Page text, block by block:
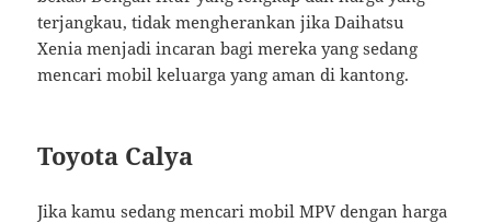
terjangkau, tidak mengherankan jika Daihatsu
Xenia menjadi incaran bagi mereka yang sedang
mencari mobil keluarga yang aman di kantong.
Toyota Calya
Jika kamu sedang mencari mobil MPV dengan harga